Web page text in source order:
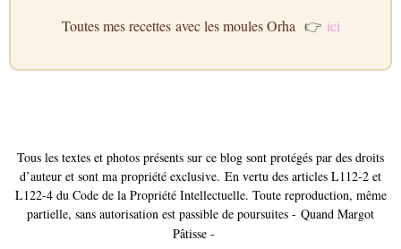
Toutes mesrecettesavec les moules Orha 👉 ici
Tous les textes et photos présents sur ce blog sont protégés par des droits
d’auteur et sont ma propriété exclusive. En vertu des articles L112-2 et
L122-4 du Code de la Propriété Intellectuelle. Toute reproduction, même
partielle, sans autorisation est passible de poursuites - Quand Margot
Pâtisse -